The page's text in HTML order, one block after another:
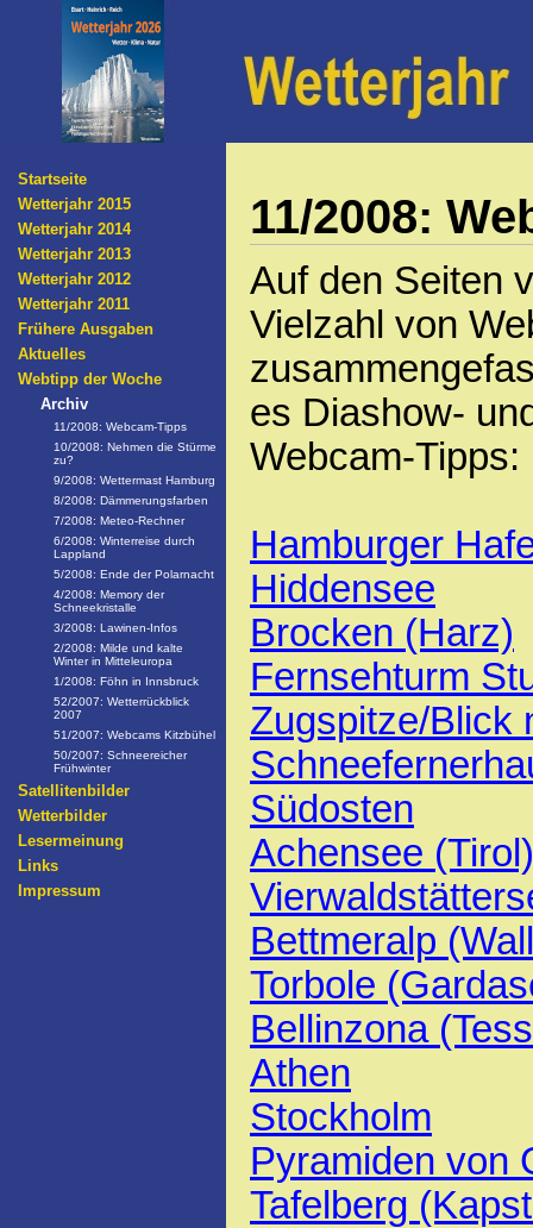
Startseite
Wetterjahr 2015
Wetterjahr 2014
Wetterjahr 2013
Wetterjahr 2012
Wetterjahr 2011
Frühere Ausgaben
Aktuelles
Webtipp der Woche
Archiv
11/2008: Webcam-Tipps
10/2008: Nehmen die Stürme
zu?
9/2008: Wettermast Hamburg
8/2008: Dämmerungsfarben
7/2008: Meteo-Rechner
6/2008: Winterreise durch
Lappland
5/2008: Ende der Polarnacht
4/2008: Memory der
Schneekristalle
3/2008: Lawinen-Infos
2/2008: Milde und kalte
Winter in Mitteleuropa
1/2008: Föhn in Innsbruck
52/2007: Wetterrückblick
2007
51/2007: Webcams Kitzbühel
50/2007: Schneereicher
Frühwinter
Satellitenbilder
Wetterbilder
Lesermeinung
Links
Impressum
11/2008:
Auf den Seiten
Vielzahl von
es Diashow-
Webcam-Tipps:
Hamburger
Hiddensee
Brocken (Harz)
Fernsehturm
Zugspitze/Blick
Südosten
Achensee (Tirol)
Bettmeralp
Torbole
Bellinzona
Athen
Stockholm
Pyramiden von
Tafelberg